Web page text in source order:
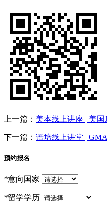
上一篇： 美本线上讲座 | 美国
下一篇： 语培线上讲堂 |
预约报名
*意向国家
*留学学历